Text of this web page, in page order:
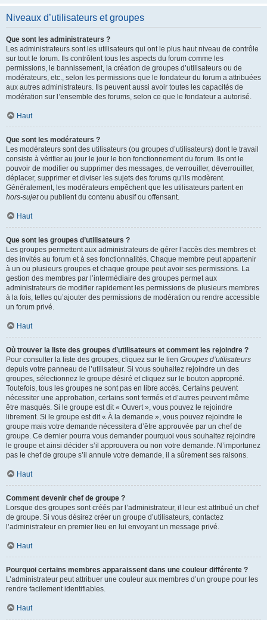
Niveaux d’utilisateurs et groupes
Que sont les administrateurs ?
Les administrateurs sont les utilisateurs qui ont le plus haut niveau de contrôle
sur tout le forum. Ils contrôlent tous les aspects du forum comme les
permissions, le bannissement, la création de groupes d’utilisateurs ou de
modérateurs, etc., selon les permissions que le fondateur du forum a attribuées
aux autres administrateurs. Ils peuvent aussi avoir toutes les capacités de
modération sur l’ensemble des forums, selon ce que le fondateur a autorisé.
Haut
Que sont les modérateurs ?
Les modérateurs sont des utilisateurs (ou groupes d’utilisateurs) dont le travail
consiste à vérifier au jour le jour le bon fonctionnement du forum. Ils ont le
pouvoir de modifier ou supprimer des messages, de verrouiller, déverrouiller,
déplacer, supprimer et diviser les sujets des forums qu’ils modèrent.
Généralement, les modérateurs empêchent que les utilisateurs partent en
hors-sujetou publient du contenu abusif ou offensant.
Haut
Que sont les groupes d’utilisateurs ?
Les groupes permettent aux administrateurs de gérer l’accès des membres et
des invités au forum et à ses fonctionnalités. Chaque membre peut appartenir
à un ou plusieurs groupes et chaque groupe peut avoir ses permissions. La
gestion des membres par l’intermédiaire des groupes permet aux
administrateurs de modifier rapidement les permissions de plusieurs membres
à la fois, telles qu’ajouter des permissions de modération ou rendre accessible
un forum privé.
Haut
Où trouver la liste des groupes d’utilisateurs et comment les rejoindre ?
Pour consulter la liste des groupes, cliquez sur le lien Groupes d’utilisateurs
depuis votre panneau de l’utilisateur. Si vous souhaitez rejoindre un des
groupes, sélectionnez le groupe désiré et cliquez sur le bouton approprié.
Toutefois, tous les groupes ne sont pas en libre accès. Certains peuvent
nécessiter une approbation, certains sont fermés et d’autres peuvent même
être masqués. Si le groupe est dit « Ouvert », vous pouvez le rejoindre
librement. Si le groupe est dit « À la demande », vous pouvez rejoindre le
groupe mais votre demande nécessitera d’être approuvée par un chef de
groupe. Ce dernier pourra vous demander pourquoi vous souhaitez rejoindre
le groupe et ainsi décider s’il approuvera ou non votre demande. N’importunez
pas le chef de groupe s’il annule votre demande, il a sûrement ses raisons.
Haut
Comment devenir chef de groupe ?
Lorsque des groupes sont créés par l’administrateur, il leur est attribué un chef
de groupe. Si vous désirez créer un groupe d’utilisateurs, contactez
l’administrateur en premier lieu en lui envoyant un message privé.
Haut
Pourquoi certains membres apparaissent dans une couleur différente ?
L’administrateur peut attribuer une couleur aux membres d’un groupe pour les
rendre facilement identifiables.
Haut